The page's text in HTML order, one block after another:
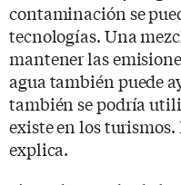
contaminación se
tecnologías. Una
mantener las
agua también puede
también se podría
existe en los turismos.
explica.